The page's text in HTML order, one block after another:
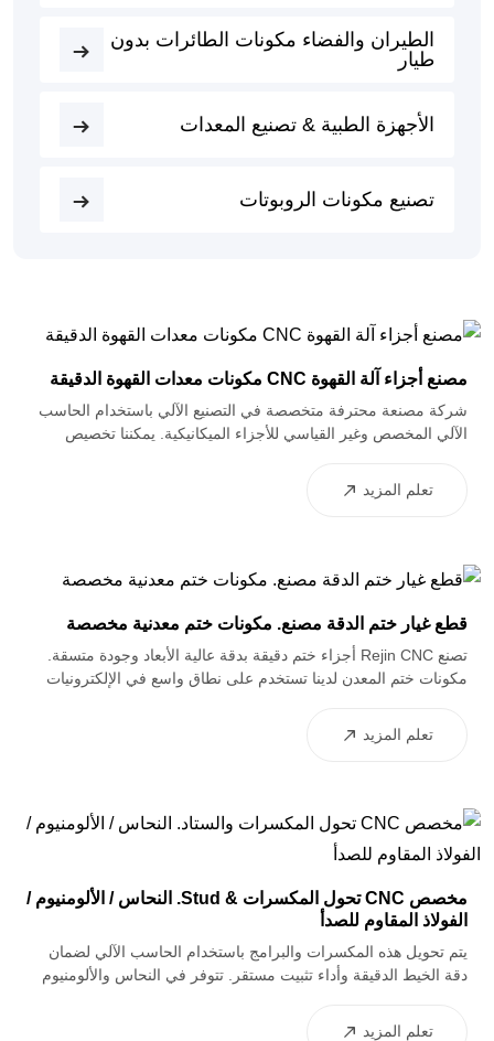
الطيران والفضاء مكونات الطائرات بدون
طيار
الأجهزة الطبية & تصنيع المعدات
تصنيع مكونات الروبوتات
مصنع أجزاء آلة القهوة CNC مكونات معدات القهوة الدقيقة
شركة مصنعة محترفة متخصصة في التصنيع الآلي باستخدام الحاسب
الآلي المخصص وغير القياسي للأجزاء الميكانيكية. يمكننا تخصيص
لمتطلبات العملاء ، مع مجموعة واسعة من المواد المتاحة. لا تتردد في
الاتصال بنا للاستفسارات!
تعلم المزيد
قطع غيار ختم الدقة مصنع. مكونات ختم معدنية مخصصة
تصنع Rejin CNC أجزاء ختم دقيقة بدقة عالية الأبعاد وجودة متسقة.
مكونات ختم المعدن لدينا تستخدم على نطاق واسع في الإلكترونيات
تعلم المزيد
مخصص CNC تحول المكسرات & Stud. النحاس / الألومنيوم /
الفولاذ المقاوم للصدأ
يتم تحويل هذه المكسرات والبرامج باستخدام الحاسب الآلي لضمان
دقة الخيط الدقيقة وأداء تثبيت مستقر. تتوفر في النحاس والألومنيوم
موصلات أو مقاومة للتآكل أو تصميم خفيف الوزن.
تعلم المزيد